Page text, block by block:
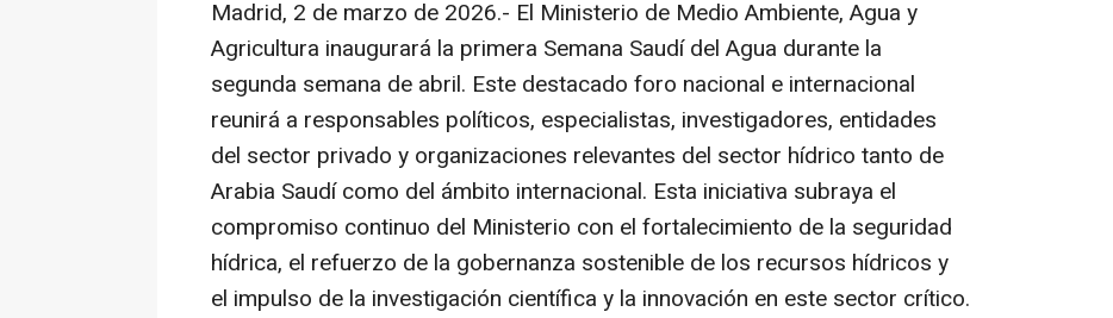
Madrid, 2 de marzo de 2026.- El Ministerio de Medio Ambiente, Agua y
Agricultura inaugurará la primera Semana Saudí del Agua durante la
segunda semana de abril. Este destacado foro nacional e internacional
reunirá a responsables políticos, especialistas, investigadores, entidades
del sector privado y organizaciones relevantes del sector hídrico tanto de
Arabia Saudí como del ámbito internacional. Esta iniciativa subraya el
compromiso continuo del Ministerio con el fortalecimiento de la seguridad
hídrica, el refuerzo de la gobernanza sostenible de los recursos hídricos y
el impulso de la investigación científica y la innovación en este sector crítico.